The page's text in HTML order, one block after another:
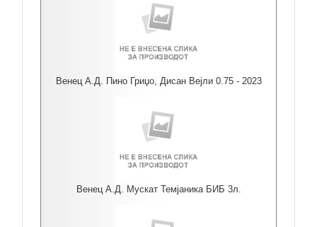
Венец А.Д. Пино Гриџо, Дисан Вејли 0.75 - 2023
Венец А.Д. Мускат Темјаника БИБ 3л.